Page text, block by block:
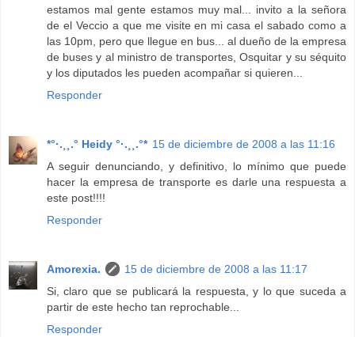
estamos mal gente estamos muy mal... invito a la señora
de el Veccio a que me visite en mi casa el sabado como a
las 10pm, pero que llegue en bus... al dueño de la empresa
de buses y al ministro de transportes, Osquitar y su séquito
y los diputados les pueden acompañar si quieren...
Responder
*°·.¸¸.° Heidy °·.¸¸.°* 15 de diciembre de 2008 a las 11:16
A seguir denunciando, y definitivo, lo mínimo que puede
hacer la empresa de transporte es darle una respuesta a
este post!!!!
Responder
Amorexia.
15 de diciembre de 2008 a las 11:17
Si, claro que se publicará la respuesta, y lo que suceda a
partir de este hecho tan reprochable...
Responder